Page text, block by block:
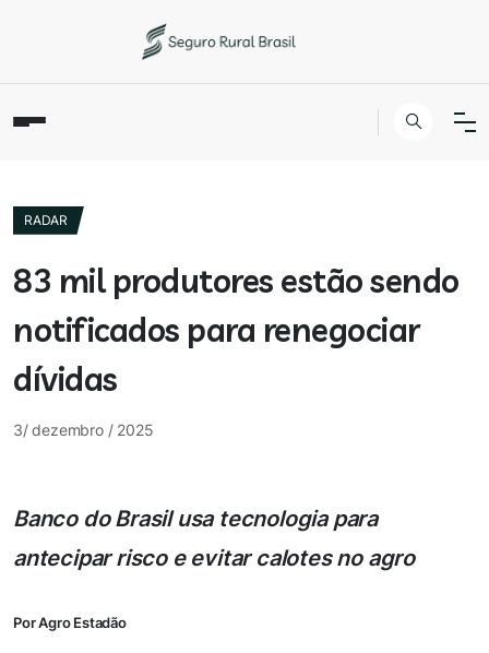
RADAR
83 mil produtores estão sendo
notificados para renegociar
dívidas
3/ dezembro / 2025
Banco do Brasil usa tecnologia para
antecipar risco e evitar calotes no agro
Por Agro Estadão